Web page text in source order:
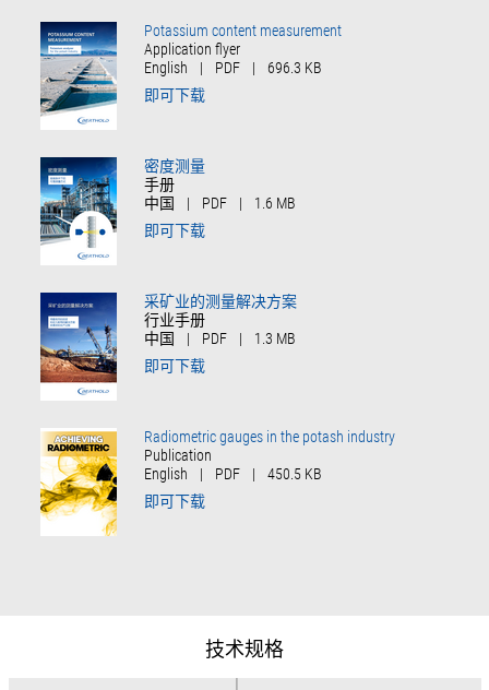
Potassium content measurement
Application flyer
English
| PDF |
696.3 KB
即可下载
密度测量
手册
中国
| PDF |
1.6 MB
即可下载
采矿业的测量解决方案
行业手册
中国
| PDF |
1.3 MB
即可下载
Radiometric gauges in the potash industry
Publication
English
| PDF |
450.5 KB
即可下载
技术规格